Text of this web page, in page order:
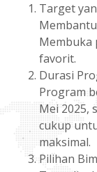
Target
Membuka
favorit.
Durasi
Program
Mei 2025,
cukup
maksimal.
Pilihan